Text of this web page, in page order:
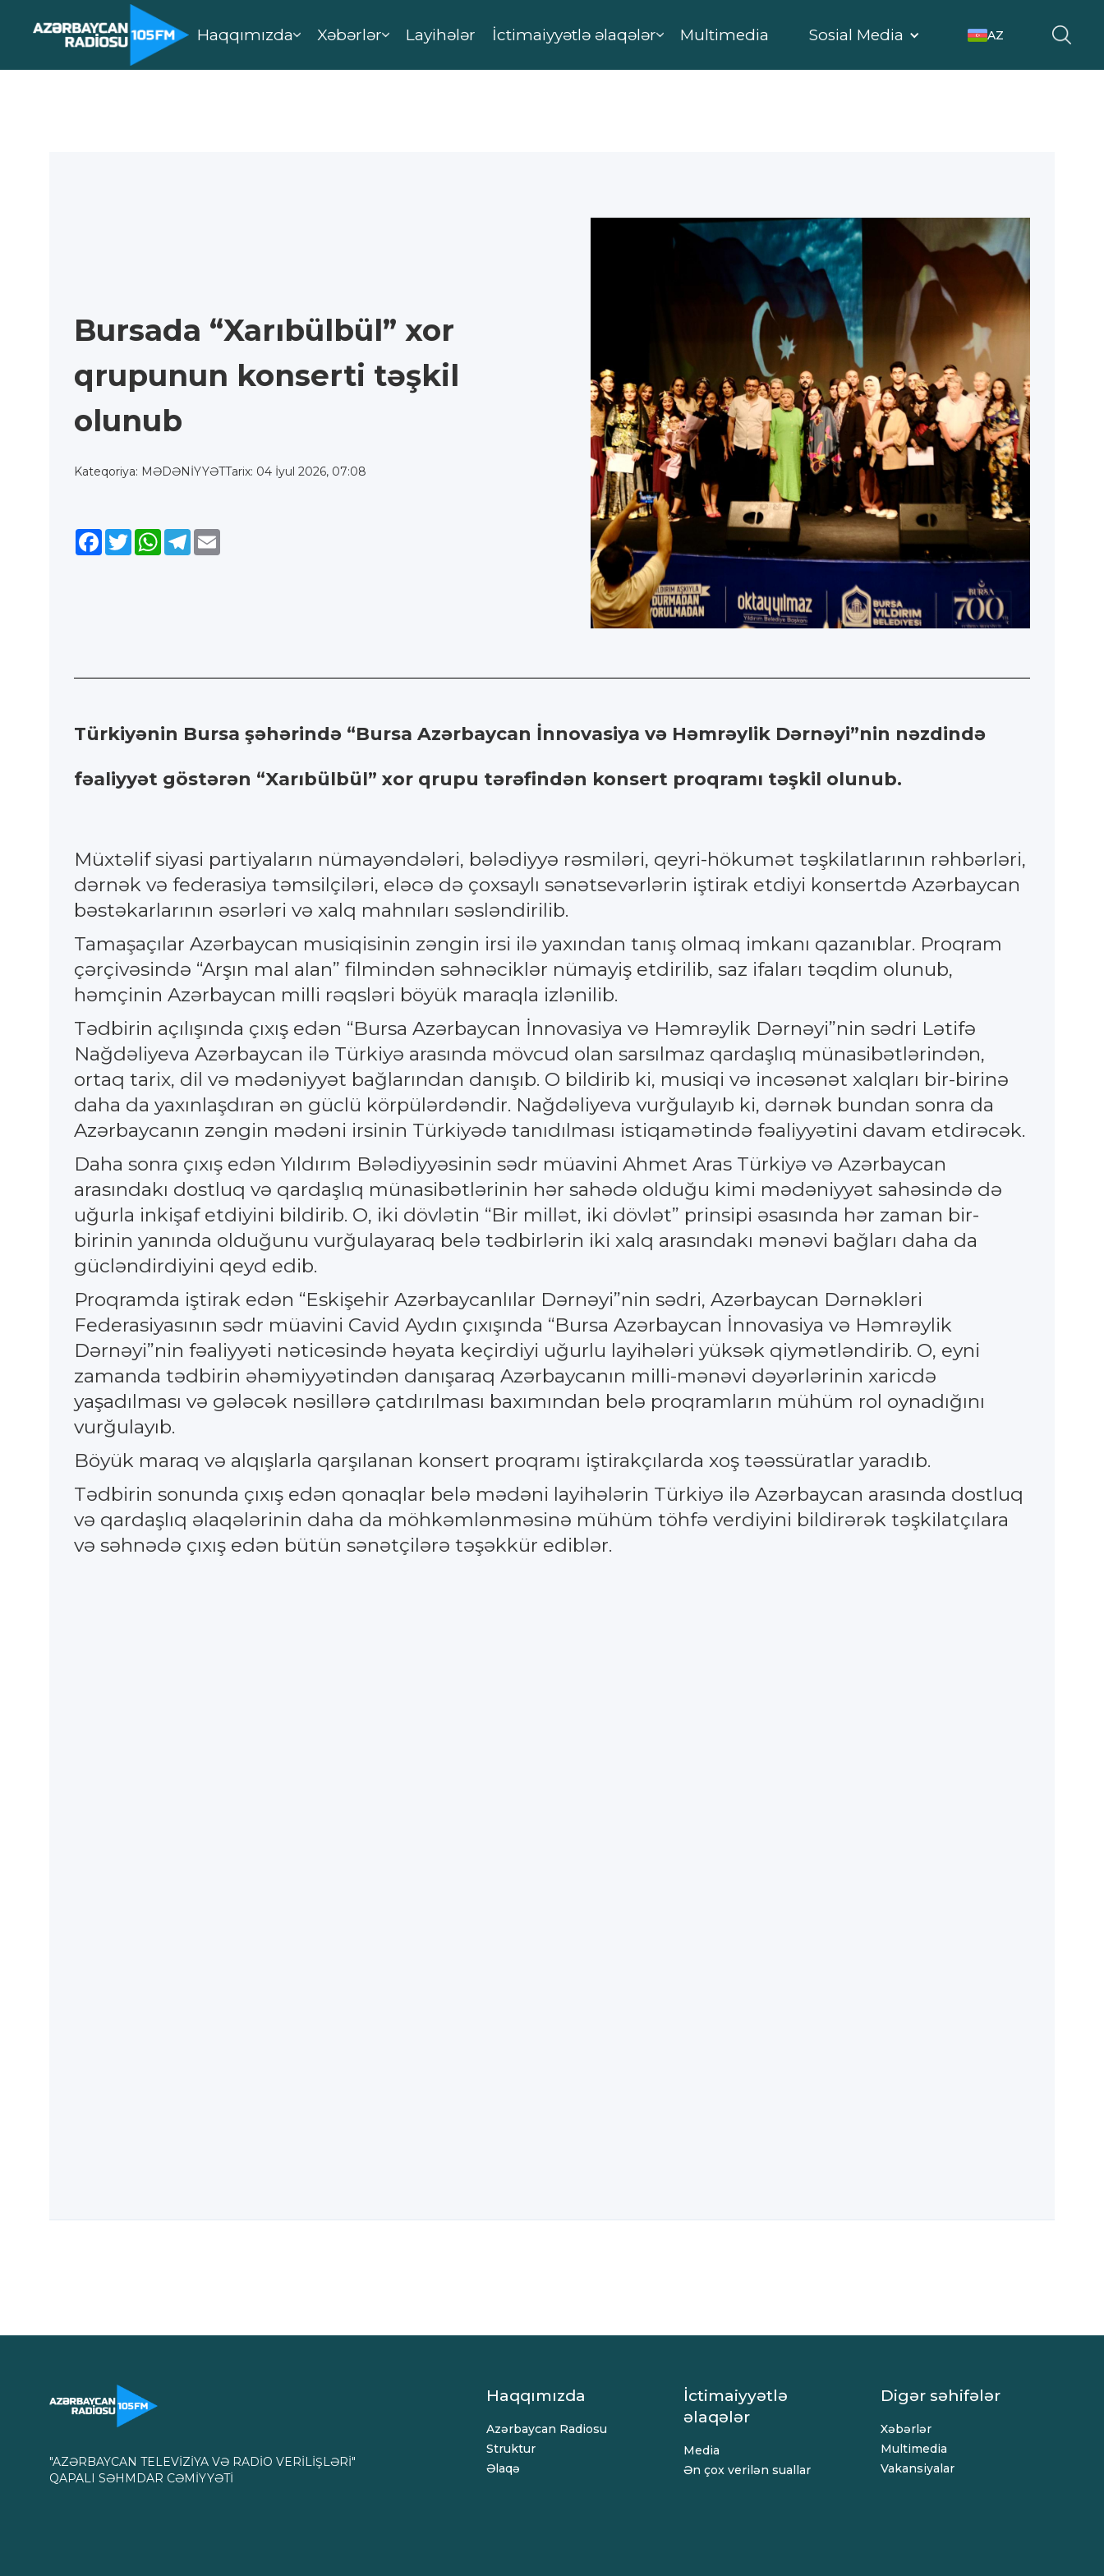
Haqqımızda Xəbərlər Layihələr İctimaiyyətlə əlaqələr Multimedia Sosial Media AZ
Bursada “Xarıbülbül” xor
qrupunun konserti təşkil
olunub
Kateqoriya: MƏDƏNİYYƏTTarix: 04 İyul 2026, 07:08
Facebook
TwitterWhatsApp
Telegram
Türkiyənin Bursa şəhərində “Bursa Azərbaycan İnnovasiya və Həmrəylik Dərnəyi”nin nəzdində
fəaliyyət göstərən “Xarıbülbül” xor qrupu tərəfindən konsert proqramı təşkil olunub.
Müxtəlif siyasi partiyaların nümayəndələri, bələdiyyə rəsmiləri, qeyri-hökumət təşkilatlarının rəhbərləri,
dərnək və federasiya təmsilçiləri, eləcə də çoxsaylı sənətsevərlərin iştirak etdiyi konsertdə Azərbaycan
bəstəkarlarının əsərləri və xalq mahnıları səsləndirilib.
Tamaşaçılar Azərbaycan musiqisinin zəngin irsi ilə yaxından tanış olmaq imkanı qazanıblar. Proqram
çərçivəsində “Arşın mal alan” filmindən səhnəciklər nümayiş etdirilib, saz ifaları təqdim olunub,
həmçinin Azərbaycan milli rəqsləri böyük maraqla izlənilib.
Tədbirin açılışında çıxış edən “Bursa Azərbaycan İnnovasiya və Həmrəylik Dərnəyi”nin sədri Lətifə
Nağdəliyeva Azərbaycan ilə Türkiyə arasında mövcud olan sarsılmaz qardaşlıq münasibətlərindən,
ortaq tarix, dil və mədəniyyət bağlarından danışıb. O bildirib ki, musiqi və incəsənət xalqları bir-birinə
daha da yaxınlaşdıran ən güclü körpülərdəndir. Nağdəliyeva vurğulayıb ki, dərnək bundan sonra da
Azərbaycanın zəngin mədəni irsinin Türkiyədə tanıdılması istiqamətində fəaliyyətini davam etdirəcək.
Daha sonra çıxış edən Yıldırım Bələdiyyəsinin sədr müavini Ahmet Aras Türkiyə və Azərbaycan
arasındakı dostluq və qardaşlıq münasibətlərinin hər sahədə olduğu kimi mədəniyyət sahəsində də
uğurla inkişaf etdiyini bildirib. O, iki dövlətin “Bir millət, iki dövlət” prinsipi əsasında hər zaman bir-
birinin yanında olduğunu vurğulayaraq belə tədbirlərin iki xalq arasındakı mənəvi bağları daha da
gücləndirdiyini qeyd edib.
Proqramda iştirak edən “Eskişehir Azərbaycanlılar Dərnəyi”nin sədri, Azərbaycan Dərnəkləri
Federasiyasının sədr müavini Cavid Aydın çıxışında “Bursa Azərbaycan İnnovasiya və Həmrəylik
Dərnəyi”nin fəaliyyəti nəticəsində həyata keçirdiyi uğurlu layihələri yüksək qiymətləndirib. O, eyni
zamanda tədbirin əhəmiyyətindən danışaraq Azərbaycanın milli-mənəvi dəyərlərinin xaricdə
yaşadılması və gələcək nəsillərə çatdırılması baxımından belə proqramların mühüm rol oynadığını
vurğulayıb.
Böyük maraq və alqışlarla qarşılanan konsert proqramı iştirakçılarda xoş təəssüratlar yaradıb.
Tədbirin sonunda çıxış edən qonaqlar belə mədəni layihələrin Türkiyə ilə Azərbaycan arasında dostluq
və qardaşlıq əlaqələrinin daha da möhkəmlənməsinə mühüm töhfə verdiyini bildirərək təşkilatçılara
və səhnədə çıxış edən bütün sənətçilərə təşəkkür ediblər.
"AZƏRBAYCAN TELEVİZİYA VƏ RADİO VERİLİŞLƏRİ"
QAPALI SƏHMDAR CƏMİYYƏTİ
Haqqımızda
Azərbaycan Radiosu
Struktur
Əlaqə
İctimaiyyətlə
əlaqələr
Media
Ən çox verilən suallar
Digər səhifələr
Xəbərlər
Multimedia
Vakansiyalar